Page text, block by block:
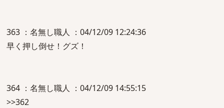
363 ：名無し職人 ：04/12/09 12:24:36
早く押し倒せ！グズ！
364 ：名無し職人 ：04/12/09 14:55:15
>>362